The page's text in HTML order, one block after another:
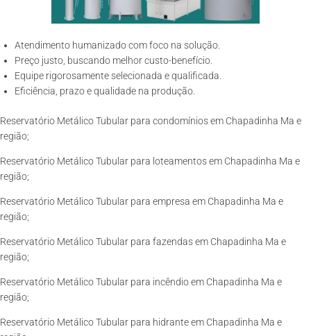
Atendimento humanizado com foco na solução.
Preço justo, buscando melhor custo-benefício.
Equipe rigorosamente selecionada e qualificada.
Eficiência, prazo e qualidade na produção.
Reservatório Metálico Tubular para condomínios em Chapadinha Ma e
região;
Reservatório Metálico Tubular para loteamentos em Chapadinha Ma e
região;
Reservatório Metálico Tubular para empresa em Chapadinha Ma e
região;
Reservatório Metálico Tubular para fazendas em Chapadinha Ma e
região;
Reservatório Metálico Tubular para incêndio em Chapadinha Ma e
região;
Reservatório Metálico Tubular para hidrante em Chapadinha Ma e